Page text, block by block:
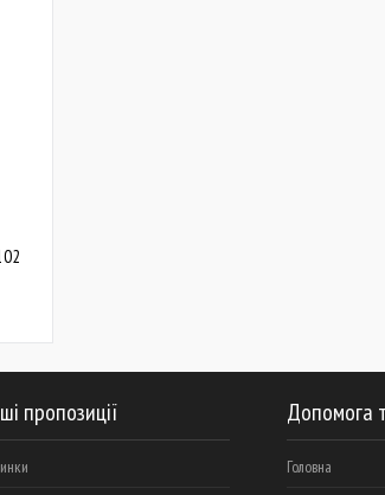
пропозиції Допомога
Головна